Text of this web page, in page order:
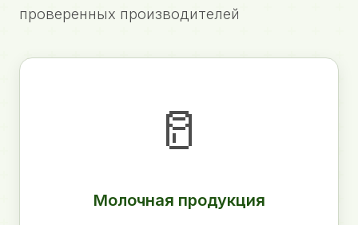
проверенных производителей
🥛
Молочная продукция